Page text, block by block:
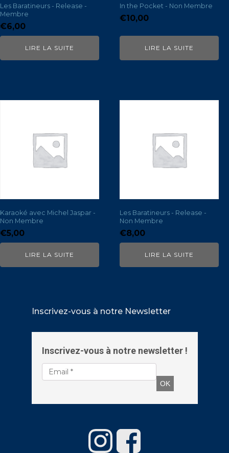
Les Baratineurs - Release -
Membre
€6,00
LIRE LA SUITE
In the Pocket - Non Membre
€10,00
LIRE LA SUITE
Karaoké avec Michel Jaspar -
Non Membre
€5,00
LIRE LA SUITE
Les Baratineurs - Release -
Non Membre
€8,00
LIRE LA SUITE
Inscrivez-vous à notre Newsletter
Inscrivez-vous à notre newsletter !